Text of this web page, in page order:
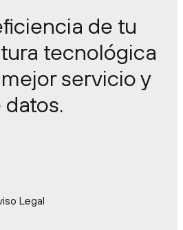
de tu
tecnológica
servicio y
Legal